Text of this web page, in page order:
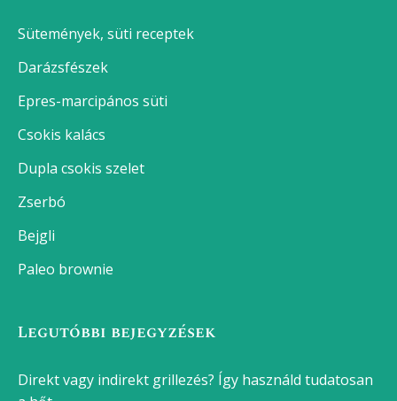
Sütemények, süti receptek
Darázsfészek
Epres-marcipános süti
Csokis kalács
Dupla csokis szelet
Zserbó
Bejgli
Paleo brownie
Legutóbbi bejegyzések
Direkt vagy indirekt grillezés? Így használd tudatosan